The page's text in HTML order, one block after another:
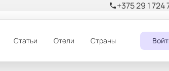
phone+375 29 1 724
Статьи Отели Страны